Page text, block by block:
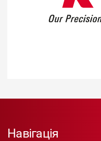
Навігація